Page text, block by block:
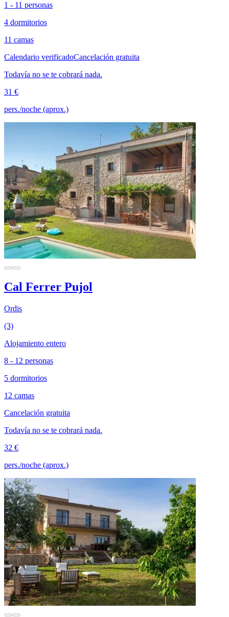
1 - 11 personas
4 dormitorios
11 camas
Calendario verificadoCancelación gratuita
Todavía no se te cobrará nada.
31 €
pers./noche (aprox.)
Cal Ferrer Pujol
Ordis
(3)
Alojamiento entero
8 - 12 personas
5 dormitorios
12 camas
Cancelación gratuita
Todavía no se te cobrará nada.
32 €
pers./noche (aprox.)